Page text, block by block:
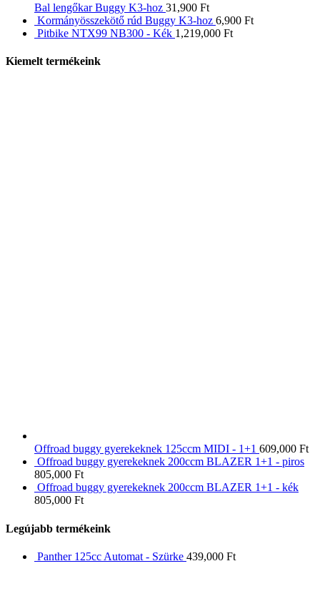
Bal lengőkar Buggy K3-hoz 31,900 Ft
Kormányösszekötő rúd Buggy K3-hoz 6,900 Ft
Pitbike NTX99 NB300 - Kék 1,219,000 Ft
Kiemelt termékeink
Offroad buggy gyerekeknek 125ccm MIDI - 1+1 609,000 Ft
Offroad buggy gyerekeknek 200ccm BLAZER 1+1 - piros
805,000 Ft
Offroad buggy gyerekeknek 200ccm BLAZER 1+1 - kék
805,000 Ft
Legújabb termékeink
Panther 125cc Automat - Szürke 439,000 Ft